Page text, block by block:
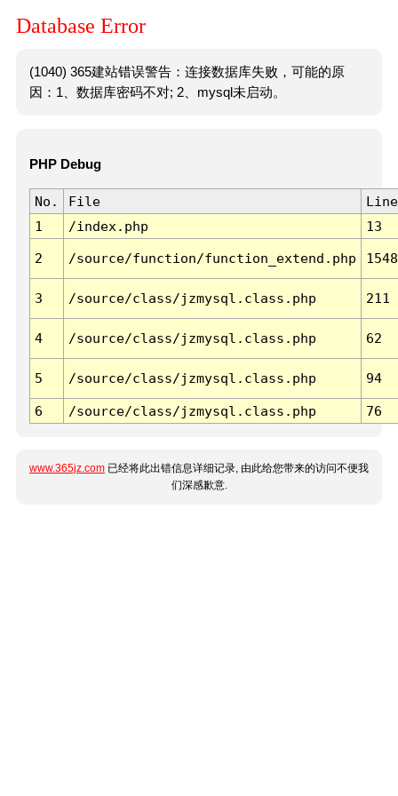
Database Error
(1040) 365建站错误警告：连接数据库失败，可能的原
因：1、数据库密码不对; 2、mysql未启动。
PHP Debug
No. File
Line
1
/index.php 13
2 /source/function/function_extend.php 1548
3 /source/class/jzmysql.class.php 211
4 /source/class/jzmysql.class.php 62
5 /source/class/jzmysql.class.php 94
6 /source/class/jzmysql.class.php 76
www.365jz.com 已经将此出错信息详细记录, 由此给您带来的访问不便我
们深感歉意.